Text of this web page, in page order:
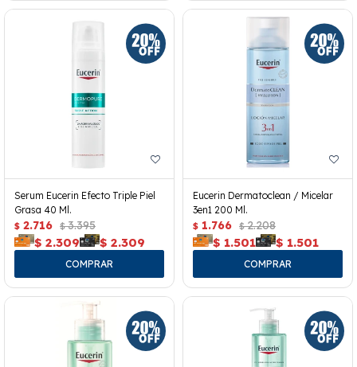
Serum Eucerin Efecto Triple Piel
Grasa 40 Ml.
$ 2.716 $ 3.395
$ 2.309 $ 2.309
Eucerin Dermatoclean / Micelar
3en1 200 Ml.
$ 1.766 $ 2.208
$ 1.501 $ 1.501